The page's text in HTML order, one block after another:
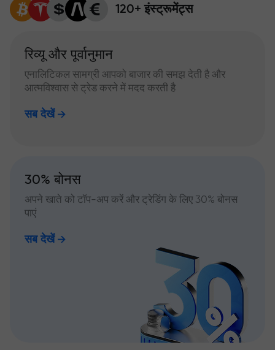
120+ इंस्ट्रूमेंट्स
रिव्यू और पूर्वानुमान
एनालिटिकल सामग्री आपको बाजार की समझ देती है और
आत्मविश्वास से ट्रेड करने में मदद करती है
सब देखें
30% बोनस
अपने खाते को टॉप-अप करें और ट्रेडिंग के लिए 30% बोनस
पाएं
सब देखें